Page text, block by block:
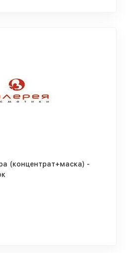
(концентрат+маска) -